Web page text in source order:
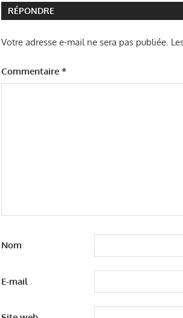
RÉPONDRE
Votre adresse e-mail ne sera pas publiée.
Commentaire*
Nom
E-mail